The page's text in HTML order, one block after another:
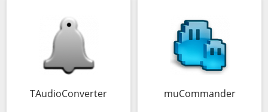
TAudioConverter muCommander